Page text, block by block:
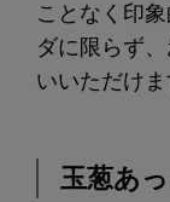
ことなく印
ダに限らず
いいただけま
玉葱あ